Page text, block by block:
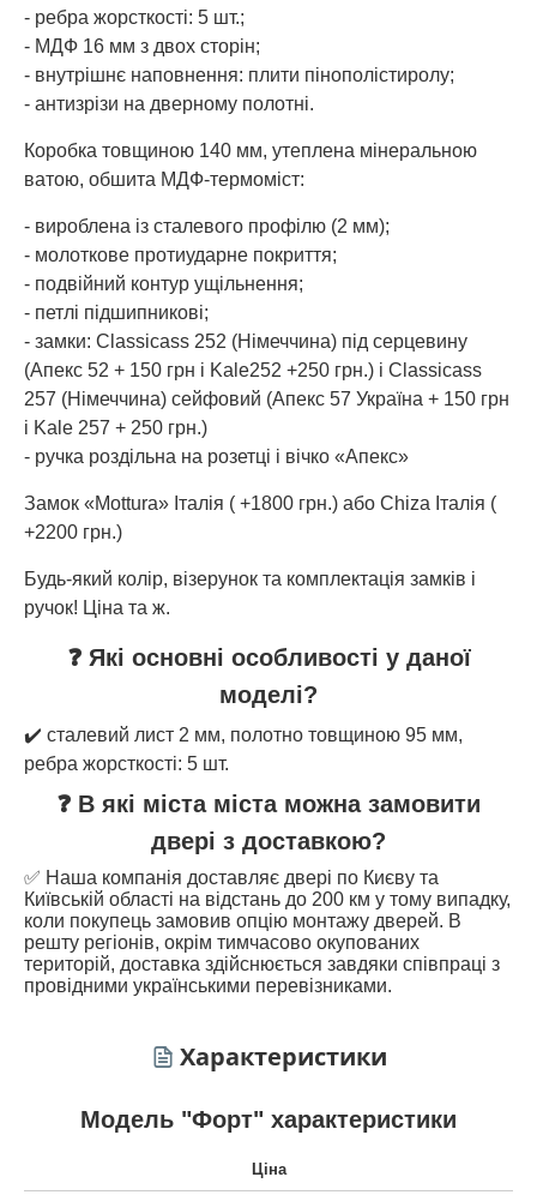
- ребра жорсткості: 5 шт.;
- МДФ 16 мм з двох сторін;
- внутрішнє наповнення: плити пінополістиролу;
- антизрізи на дверному полотні.
Коробка товщиною 140 мм, утеплена мінеральною
ватою, обшита МДФ-термоміст:
- вироблена із сталевого профілю (2 мм);
- молоткове протиударне покриття;
- подвійний контур ущільнення;
- петлі підшипникові;
- замки: Classicass 252 (Німеччина) під серцевину
(Апекс 52 + 150 грн і Kale252 +250 грн.) і Classicass
257 (Німеччина) сейфовий (Апекс 57 Україна + 150 грн
і Kale 257 + 250 грн.)
- ручка роздільна на розетці і вічко «Апекс»
Замок «Mottura» Італія ( +1800 грн.) або Chiza Італія (
+2200 грн.)
Будь-який колір, візерунок та комплектація замків і
ручок! Ціна та ж.
❓ Які основні особливості у даної
моделі?
✔️ сталевий лист 2 мм, полотно товщиною 95 мм,
ребра жорсткості: 5 шт.
❓ В які міста міста можна замовити
двері з доставкою?
✅ Наша компанія доставляє двері по Києву та
Київській області на відстань до 200 км у тому випадку,
коли покупець замовив опцію монтажу дверей. В
решту регіонів, окрім тимчасово окупованих
територій, доставка здійснюється завдяки співпраці з
провідними українськими перевізниками.
Характеристики
Модель "Форт" характеристики
Ціна